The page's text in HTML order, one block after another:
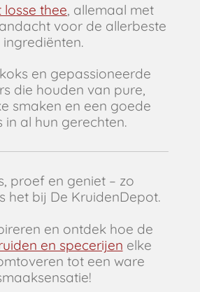
losse thee, allemaal met
voor de allerbeste
ingrediënten.
en gepassioneerde
die houden van pure,
smaken en een goede
in al hun gerechten.
proef en geniet – zo
het bij De KruidenDepot.
en ontdek hoe de
en specerijen elke
tot een ware